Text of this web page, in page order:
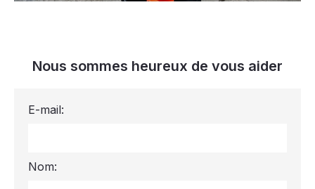
Nous sommes heureux de vous aider
E-mail:
Nom: